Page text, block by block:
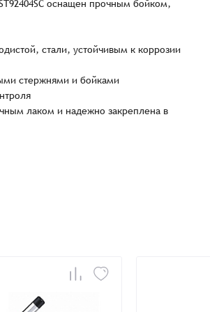
поле
презентацию
адрес.
со ссылкой для
оснащен прочным бойком,
стали, устойчивым к коррозии
стержнями и бойками
лаком и надежно закреплена в